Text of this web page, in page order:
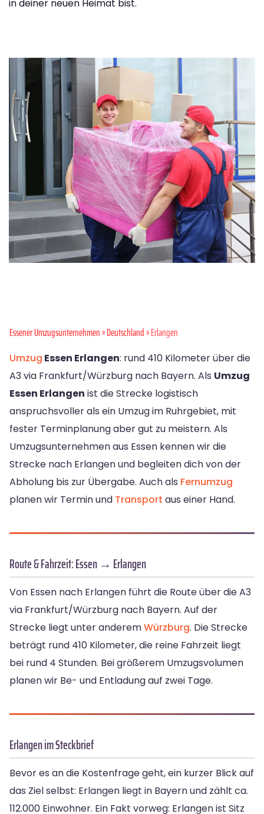
in deiner neuen Heimat bist.
Essener Umzugsunternehmen»Deutschland» Erlangen
Umzug Essen Erlangen: rund 410 Kilometer über die
A3 via Frankfurt/Würzburg nach Bayern. Als Umzug
Essen Erlangen ist die Strecke logistisch
anspruchsvoller als ein Umzug im Ruhrgebiet, mit
fester Terminplanung aber gut zu meistern. Als
Umzugsunternehmen aus Essen kennen wir die
Strecke nach Erlangen und begleiten dich von der
Abholung bis zur Übergabe. Auch als Fernumzug
planen wir Termin und Transport aus einer Hand.
Route & Fahrzeit: Essen → Erlangen
Von Essen nach Erlangen führt die Route über die A3
via Frankfurt/Würzburg nach Bayern. Auf der
Strecke liegt unter anderemWürzburg. Die Strecke
beträgt rund 410 Kilometer, die reine Fahrzeit liegt
bei rund 4 Stunden. Bei größerem Umzugsvolumen
planen wir Be- und Entladung auf zwei Tage.
Erlangen im Steckbrief
Bevor es an die Kostenfrage geht, ein kurzer Blick auf
das Ziel selbst: Erlangen liegt in Bayern und zählt ca.
112.000 Einwohner. Ein Fakt vorweg: Erlangen ist Sitz